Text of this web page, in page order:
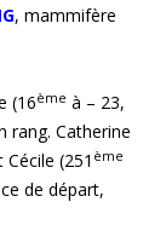
, mammifère
(16ème à – 23,
rang. Catherine
(251 ème
de départ,